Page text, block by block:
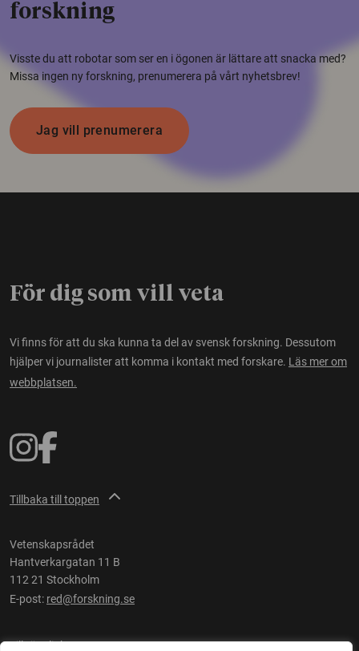
forskning
Visste du att robotar som ser en i ögonen är lättare att snacka med?
Missa ingen ny forskning, prenumerera på vårt nyhetsbrev!
Jag vill prenumerera
För dig som vill veta
Vi finns för att du ska kunna ta del av svensk forskning. Dessutom
hjälper vi journalister att komma i kontakt med forskare. Läs mer om
webbplatsen.
Tillbaka till toppen
Vetenskapsrådet
Hantverkargatan 11 B
112 21 Stockholm
E-post: red@forskning.se
Tillgänglighet